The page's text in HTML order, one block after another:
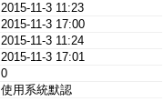
2015-11-3 11:23
2015-11-3 17:00
2015-11-3 11:24
2015-11-3 17:01
0
使用系統默認